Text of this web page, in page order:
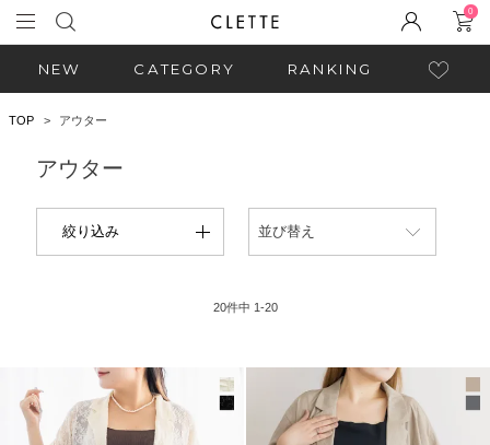
0
NEW CATEGORY RANKING
TOP アウター
アウター
絞り込み 並び替え
20件中 1-20